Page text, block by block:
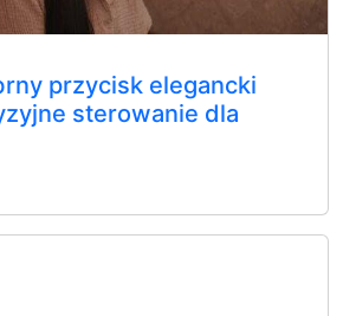
przycisk elegancki
sterowanie dla